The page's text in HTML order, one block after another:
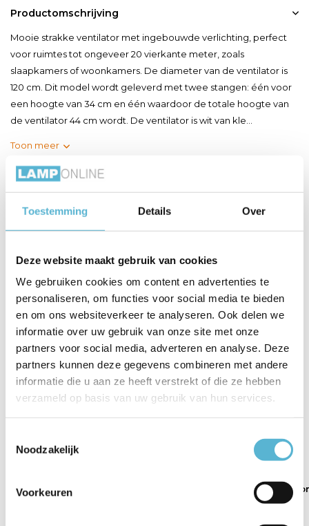
Toestemming Details Over
Deze website maakt gebruik van cookies
We gebruiken cookies om content en advertenties te
personaliseren, om functies voor social media te bieden
en om ons websiteverkeer te analyseren. Ook delen we
informatie over uw gebruik van onze site met onze
partners voor social media, adverteren en analyse. Deze
partners kunnen deze gegevens combineren met andere
informatie die u aan ze heeft verstrekt of die ze hebben
verzameld op basis van uw gebruik van hun services.
Noodzakelijk
Voorkeuren
Productomschrijving
Mooie strakke ventilator met ingebouwde verlichting, perfect
voor ruimtes tot ongeveer 20 vierkante meter, zoals
slaapkamers of woonkamers. De diameter van de ventilator is
120 cm. Dit model wordt geleverd met twee stangen: één voor
een hoogte van 34 cm en één waardoor de totale hoogte van
de ventilator 44 cm wordt. De ventilator is wit van kle...
Toon meer
Breedte 120 cm
Toon meer
Vergelijk Delen
Gerelateerde artikelen:
Plafondventilator
Stel...
Plafondventilator